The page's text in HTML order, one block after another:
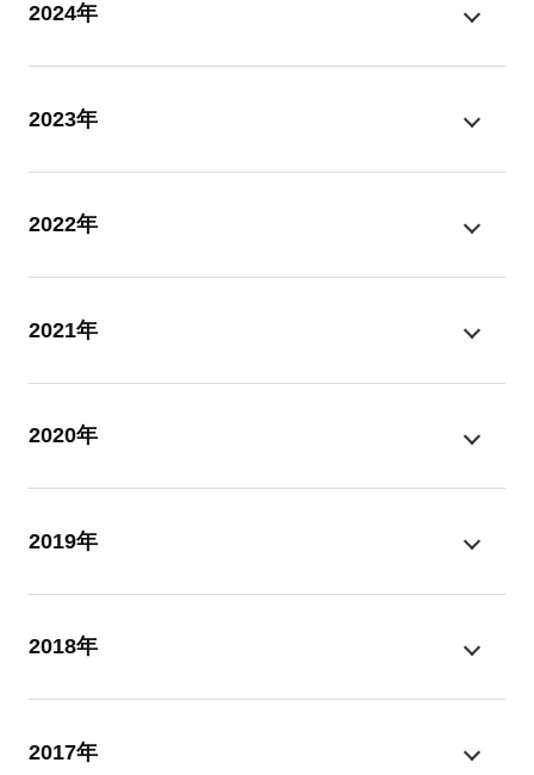
2024年
2023年
2022年
2021年
2020年
2019年
2018年
2017年